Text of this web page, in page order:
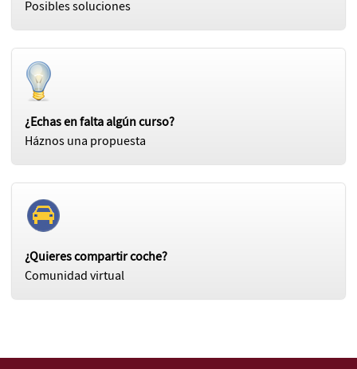
Posibles soluciones
¿Echas en falta algún curso?
Háznos una propuesta
¿Quieres compartir coche?
Comunidad virtual